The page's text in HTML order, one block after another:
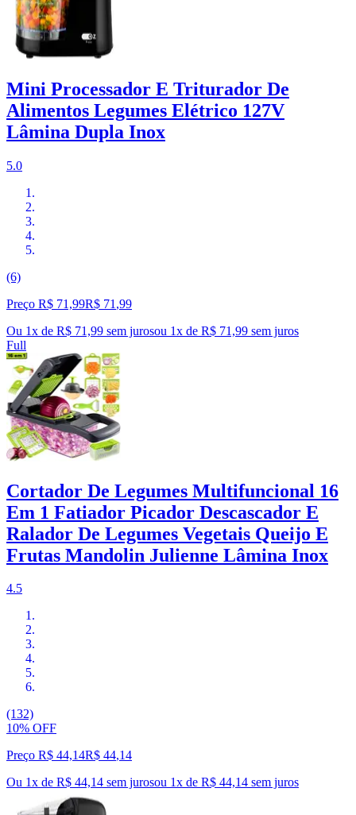
Mini Processador E Triturador De
Alimentos Legumes Elétrico 127V
Lâmina Dupla Inox
5.0
(6)
Preço R$ 71,99R$ 71 ,99
Ou 1x de R$ 71,99 sem jurosou 1x de R$ 71,99 sem juros
Full
Cortador De Legumes Multifuncional 16
Em 1 Fatiador Picador Descascador E
Ralador De Legumes Vegetais Queijo E
Frutas Mandolin Julienne Lâmina Inox
4.5
(132)
10% OFF
Preço R$ 44,14R$ 44,14
Ou 1x de R$ 44,14 sem jurosou 1x de R$ 44,14 sem juros